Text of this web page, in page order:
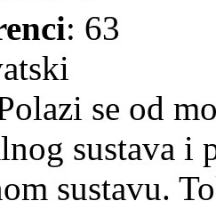
: 63
se od
sustava i
sustavu.